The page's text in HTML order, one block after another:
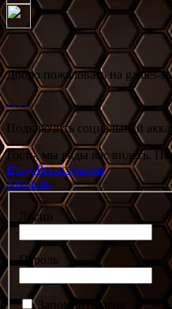
Добро пожаловать на games-st.
Подключить социальный
Гость, мы рады вас видеть.
Вход/Регистрация
Закрыть
Логин
Пароль
Запомнить меня